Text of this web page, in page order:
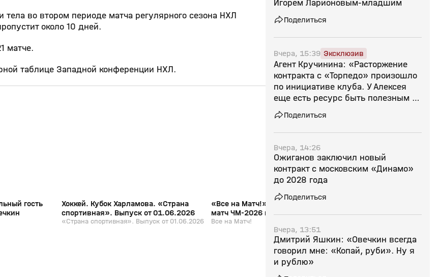
во втором периоде матча регулярного сезона НХЛ
около 10 дней.
матче.
таблице Западной конференции НХЛ.
гость
Хоккей. Кубок Харламова. «Страна
спортивная». Выпуск от 01.06.2026
«Страна спортивная». Выпуск от 01.06.2026
«Все на Матч!»: обсуждаем финальный
матч ЧМ‑2026 по хоккею с Андреем
Юртаевым и Артёмом Ворониным
Все на Матч!
20:31 01 июн, 15:40
репортаж. Выпуск
Игорем Ларионовым‑младшим
Поделиться
Вчера, 15:39 Эксклюзив
Агент Кручинина: «Расторжение
контракта с «Торпедо» произошло
по инициативе клуба. У Алексея
еще есть ресурс быть полезным в
КХЛ»
Поделиться
Вчера, 14:26
Ожиганов заключил новый
контракт с московским «Динамо»
до 2028 года
Поделиться
Вчера, 13:51
Дмитрий Яшкин: «Овечкин всегда
говорил мне: «Копай, руби». Ну я
и рублю»